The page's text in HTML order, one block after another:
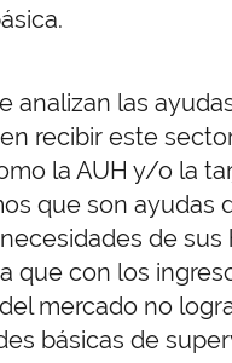
analizan las
recibir este
la AUH y/o la
que son ayudas
de sus
que con los
mercado no
básicas de